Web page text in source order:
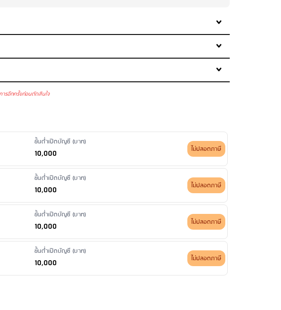
ารอีกครั้งก่อนตัดสินใจ
ขั้นต่ำเปิดบัญชี (บาท)
10,000 ไม่ปลอดภาษี
ขั้นต่ำเปิดบัญชี (บาท)
10,000 ไม่ปลอดภาษี
ขั้นต่ำเปิดบัญชี (บาท)
10,000 ไม่ปลอดภาษี
ขั้นต่ำเปิดบัญชี (บาท)
10,000 ไม่ปลอดภาษี